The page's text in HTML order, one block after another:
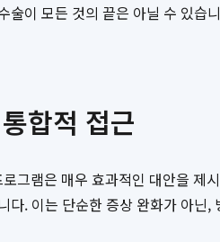
이 모든 것의 끝은 아닐 수 있
합적 접근
그램은 매우 효과적인 대안을 제
. 이는 단순한 증상 완화가 아닌,